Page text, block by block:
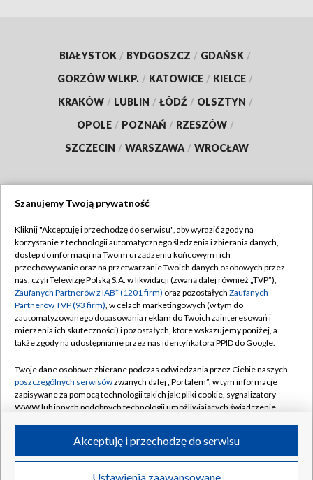
BIAŁYSTOK / BYDGOSZCZ / GDAŃSK /
GORZÓW WLKP. / KATOWICE / KIELCE /
KRAKÓW / LUBLIN / ŁÓDŹ / OLSZTYN /
OPOLE / POZNAŃ / RZESZÓW /
SZCZECIN / WARSZAWA / WROCŁAW
TVP
Abonament TVP
Emisja w TVP
Centrum informacji TVP
Naziemna Telewizja Cyfrowa
Rada Programowa
System NOS
Informacje o nadawcy
Program dla prasy
Regulamin TVP
Polityka prywatności
Moje zgody
Pomoc
Kontakt
Kanały
©2026 Telewizja Polska S.A. w likwidacji
Szanujemy Twoją prywatność
Kliknij "Akceptuję i przechodzę do serwisu", aby wyrazić zgody na
korzystanie z technologii automatycznego śledzenia i zbierania danych,
dostęp do informacji na Twoim urządzeniu końcowym i ich
przechowywanie oraz na przetwarzanie Twoich danych osobowych przez
nas, czyli Telewizję Polską S.A. w likwidacji (zwaną dalej również „TVP”),
Zaufanych Partnerów z IAB* (1201 firm) oraz pozostałych Zaufanych
Partnerów TVP (93 firm), w celach marketingowych (w tym do
zautomatyzowanego dopasowania reklam do Twoich zainteresowań i
mierzenia ich skuteczności) i pozostałych, które wskazujemy poniżej, a
także zgody na udostępnianie przez nas identyfikatora PPID do Google.
Twoje dane osobowe zbierane podczas odwiedzania przez Ciebie naszych
poszczególnych serwisówzwanych dalej „Portalem”, w tym informacje
zapisywane za pomocą technologii takich jak: pliki cookie, sygnalizatory
WWW lub innych podobnych technologii umożliwiających świadczenie
ruchu w Internecie.
Twoje dane osobowe zbierane podczas odwiedzania przez Ciebie
Ustawienia zaawansowane
Akceptuję i przechodzę do serwisu